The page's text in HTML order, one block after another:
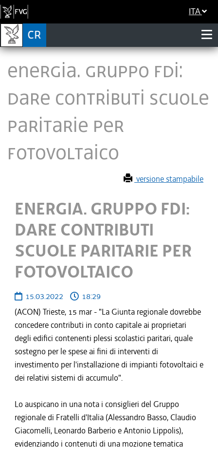
ITA
ENERGIA. GRUPPO FDI:
DARE CONTRIBUTI SCUOLE
PARITARIE PER
FOTOVOLTAICO
versione stampabile
ENERGIA. GRUPPO FDI:
DARE CONTRIBUTI
SCUOLE PARITARIE PER
FOTOVOLTAICO
15.03.2022
18:29
(ACON) Trieste, 15 mar - "La Giunta regionale dovrebbe
concedere contributi in conto capitale ai proprietari
degli edifici contenenti plessi scolastici paritari, quale
sostegno per le spese ai fini di interventi di
investimento per l'installazione di impianti fotovoltaici e
dei relativi sistemi di accumulo".
Lo auspicano in una nota i consiglieri del Gruppo
regionale di Fratelli d'Italia (Alessandro Basso, Claudio
Giacomelli, Leonardo Barberio e Antonio Lippolis),
evidenziando i contenuti di una mozione tematica